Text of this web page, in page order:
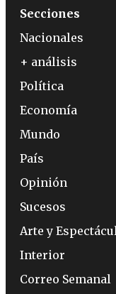
Secciones
Nacionales
+ análisis
Política
Economía
Mundo
País
Opinión
Sucesos
Arte y
Interior
Correo Semanal